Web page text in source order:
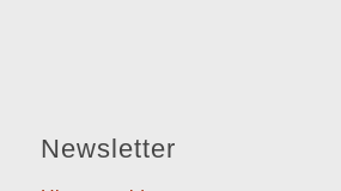
Newsletter